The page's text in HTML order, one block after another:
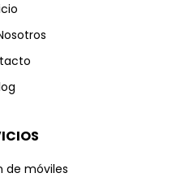
de móviles